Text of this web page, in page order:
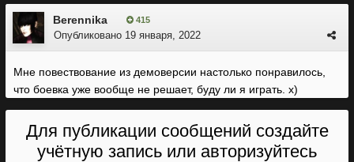
Berennika 415
Опубликовано 19 января, 2022
Мне повествование из демоверсии настолько понравилось,
что боевка уже вообще не решает, буду ли я играть. х)
Для публикации сообщений создайте
учётную запись или авторизуйтесь